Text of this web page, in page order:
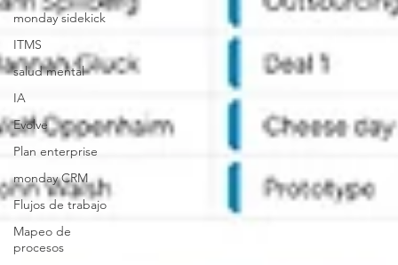
monday sidekick
ITMS
salud mental
IA
Evolve
Plan enterprise
monday CRM
Flujos de trabajo
Mapeo de
procesos